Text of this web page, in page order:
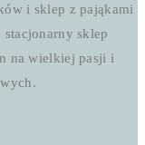
i sklep z pająkami
sklep
na wielkiej pasji i